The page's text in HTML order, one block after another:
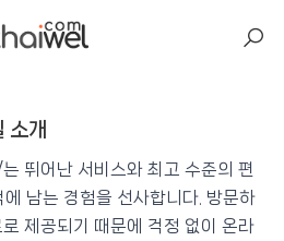
텔
기
소개
뛰어난 서비스와 최고 수준의 편
남는 경험을 선사합니다. 방문하
제공되기 때문에 걱정 없이 온라